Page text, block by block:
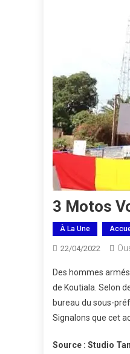
3 Motos
À La Une
22/04/2022
Des hommes
de Koutiala. Selon
bureau du sous-
Signalons que cet
Source : Studio